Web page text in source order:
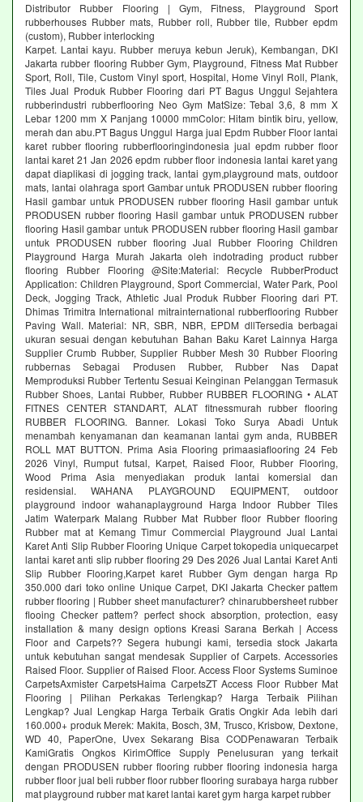
Distributor Rubber Flooring | Gym, Fitness, Playground Sport
rubberhouses Rubber mats, Rubber roll, Rubber tile, Rubber epdm
(custom), Rubber interlocking
Karpet. Lantai kayu. Rubber meruya kebun Jeruk), Kembangan, DKI
Jakarta rubber flooring Rubber Gym, Playground, Fitness Mat Rubber
Sport, Roll, Tile, Custom Vinyl sport, Hospital, Home Vinyl Roll, Plank,
Tiles Jual Produk Rubber Flooring dari PT Bagus Unggul Sejahtera
rubberindustri rubberflooring Neo Gym MatSize: Tebal 3,6, 8 mm X
Lebar 1200 mm X Panjang 10000 mmColor: Hitam bintik biru, yellow,
merah dan abu.PT Bagus Unggul Harga jual Epdm Rubber Floor lantai
karet rubber flooring rubberflooringindonesia jual epdm rubber floor
lantai karet 21 Jan 2026 epdm rubber floor indonesia lantai karet yang
dapat diaplikasi di jogging track, lantai gym,playground mats, outdoor
mats, lantai olahraga sport Gambar untuk PRODUSEN rubber flooring
Hasil gambar untuk PRODUSEN rubber flooring Hasil gambar untuk
PRODUSEN rubber flooring Hasil gambar untuk PRODUSEN rubber
flooring Hasil gambar untuk PRODUSEN rubber flooring Hasil gambar
untuk PRODUSEN rubber flooring Jual Rubber Flooring Children
Playground Harga Murah Jakarta oleh indotrading product rubber
flooring Rubber Flooring @Site:Material: Recycle RubberProduct
Application: Children Playground, Sport Commercial, Water Park, Pool
Deck, Jogging Track, Athletic Jual Produk Rubber Flooring dari PT.
Dhimas Trimitra International mitrainternational rubberflooring Rubber
Paving Wall. Material: NR, SBR, NBR, EPDM dllTersedia berbagai
ukuran sesuai dengan kebutuhan Bahan Baku Karet Lainnya Harga
Supplier Crumb Rubber, Supplier Rubber Mesh 30 Rubber Flooring
rubbernas Sebagai Produsen Rubber, Rubber Nas Dapat
Memproduksi Rubber Tertentu Sesuai Keinginan Pelanggan Termasuk
Rubber Shoes, Lantai Rubber, Rubber RUBBER FLOORING • ALAT
FITNES CENTER STANDART, ALAT fitnessmurah rubber flooring
RUBBER FLOORING. Banner. Lokasi Toko Surya Abadi Untuk
menambah kenyamanan dan keamanan lantai gym anda, RUBBER
ROLL MAT BUTTON. Prima Asia Flooring primaasiaflooring 24 Feb
2026 Vinyl, Rumput futsal, Karpet, Raised Floor, Rubber Flooring,
Wood Prima Asia menyediakan produk lantai komersial dan
residensial. WAHANA PLAYGROUND EQUIPMENT, outdoor
playground indoor wahanaplayground Harga Indoor Rubber Tiles
Jatim Waterpark Malang Rubber Mat Rubber floor Rubber flooring
Rubber mat at Kemang Timur Commercial Playground Jual Lantai
Karet Anti Slip Rubber Flooring Unique Carpet tokopedia uniquecarpet
lantai karet anti slip rubber flooring 29 Des 2026 Jual Lantai Karet Anti
Slip Rubber Flooring,Karpet karet Rubber Gym dengan harga Rp
350.000 dari toko online Unique Carpet, DKI Jakarta Checker pattem
rubber flooring | Rubber sheet manufacturer? chinarubbersheet rubber
flooing Checker pattem? perfect shock absorption, protection, easy
installation & many design options Kreasi Sarana Berkah | Access
Floor and Carpets?? Segera hubungi kami, tersedia stock Jakarta
untuk kebutuhan sangat mendesak Supplier of Carpets. Accessories
Raised Floor. Supplier of Raised Floor. Access Floor Systems Suminoe
CarpetsAxmister CarpetsHaima CarpetsZT Access Floor Rubber Mat
Flooring | Pilihan Perkakas Terlengkap? Harga Terbaik Pilihan
Lengkap? Jual Lengkap Harga Terbaik Gratis Ongkir Ada lebih dari
160.000+ produk Merek: Makita, Bosch, 3M, Trusco, Krisbow, Dextone,
WD 40, PaperOne, Uvex Sekarang Bisa CODPenawaran Terbaik
KamiGratis Ongkos KirimOffice Supply Penelusuran yang terkait
dengan PRODUSEN rubber flooring rubber flooring indonesia harga
rubber floor jual beli rubber floor rubber flooring surabaya harga rubber
mat playground rubber mat karet lantai karet gym harga karpet rubber